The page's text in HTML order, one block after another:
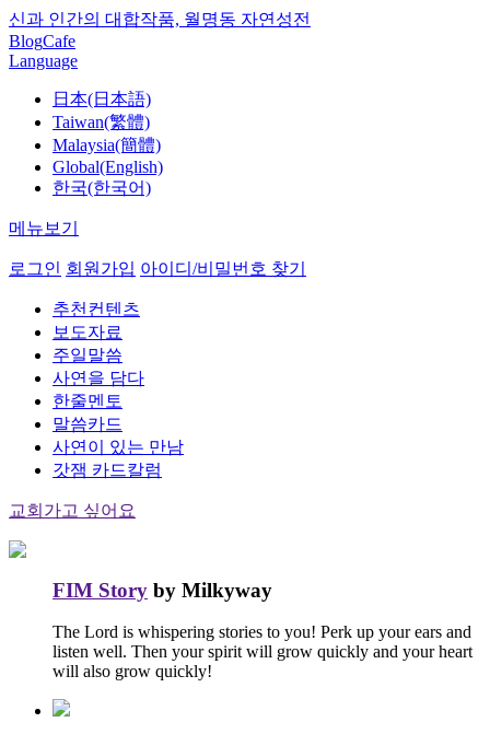
신과 인간의 대합작품, 월명동 자연성전
BlogCafe
Language
日本(日本語)
Taiwan(繁體)
Malaysia(簡體)
Global(English)
한국(한국어)
메뉴보기
로그인 회원가입 아이디/비밀번호 찾기
추천컨텐츠
보도자료
주일말씀
사연을 담다
한줄멘토
말씀카드
사연이 있는 만남
갓잼 카드칼럼
교회가고 싶어요
FIM Story by Milkyway
The Lord is whispering stories to you! Perk up your ears and
listen well. Then your spirit will grow quickly and your heart
will also grow quickly!